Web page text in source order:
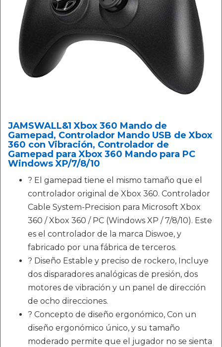
JAMSWALL&1 Xbox 360 Mando de
Gamepad, Controlador Mando USB de Xbox
360 con Vibración, Controlador de
Gamepad para Xbox 360 Mando para PC
Windows XP/7/8/10
? El gamepad tiene el mismo tamaño que el
controlador original de Xbox 360. Controlador
Cable System-Precision para Microsoft Xbox
360 / Xbox 360 / PC (Windows XP / 7/8/10). Este
es el controlador de la marca Diswoe, y
fabricado por una fábrica de terceros.
? Diseño Estable y preciso de rockero, Incluye
dos disparadores analógicas de presión, dos
motores de vibración y un panel de dirección
de ocho direcciones.
? Concepto de diseño ergonómico, Con un
diseño ergonómico único, y su tamaño
moderado permite que el jugador no se sienta